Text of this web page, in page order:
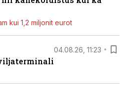
kui 1,2 miljonit eurot
04.08.26, 11:23